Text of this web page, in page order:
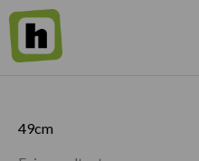
Home»
49cm